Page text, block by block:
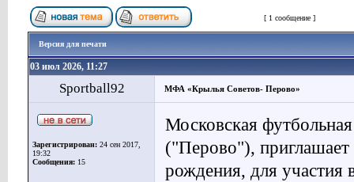
[ 1 сообщение ]
Версия для печати
03 июл 2026, 11:27
Sportball92 МФА «Крылья Советов- Перово»
Зарегистрирован: 24 сен 2017,
19:32
Сообщения: 15
Московская
("Перово"),
рождения, для участия